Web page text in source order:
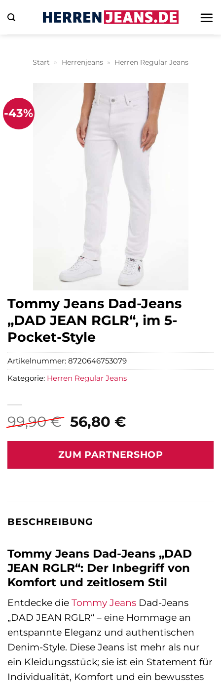
Inhalt
springen
Start » Herrenjeans » Herren Regular Jeans
-43%
Tommy Jeans Dad-Jeans
„DAD JEAN RGLR“, im 5-
Pocket-Style
99,90€ Ursprünglicher
Preis
war:
99,90 €
56,80 €Aktueller
ist:
56,80 €.
ZUM PARTNERSHOP
Artikelnummer: 8720646753079
Kategorie: Herren Regular Jeans
BESCHREIBUNG
Tommy Jeans Dad-Jeans „DAD
JEAN RGLR“: Der Inbegriff von
Komfort und zeitlosem Stil
Entdecke die Tommy Jeans Dad-Jeans
„DAD JEAN RGLR“ – eine Hommage an
entspannte Eleganz und authentischen
Denim-Style. Diese Jeans ist mehr als nur
ein Kleidungsstück; sie ist ein Statement für
Individualität, Komfort und ein bewusstes